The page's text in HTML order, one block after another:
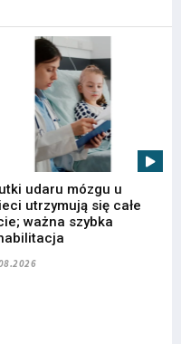
udaru mózgu u
utrzymują się całe
ważna szybka